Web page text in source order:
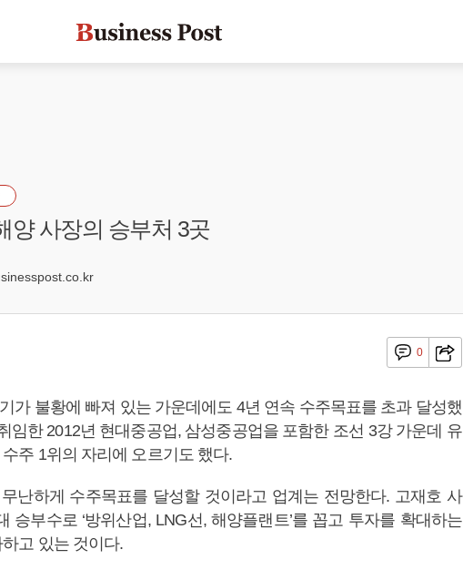
양 사장의 승부처 3곳
0
가 불황에 빠져 있는 가운데에도 4년 연속 수주목표를 초과 달성했
임한 2012년 현대중공업, 삼성중공업을 포함한 조선 3강 가운데 유
주 1위의 자리에 오르기도 했다.
난하게 수주목표를 달성할 것이라고 업계는 전망한다. 고재호 사
승부수로 ‘방위산업, LNG선, 해양플랜트’를 꼽고 투자를 확대하는
고 있는 것이다.